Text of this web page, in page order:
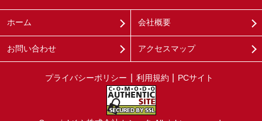
ホーム 会社概要
お問い合わせ アクセスマップ
プライバシーポリシー 利用規約 PCサイト